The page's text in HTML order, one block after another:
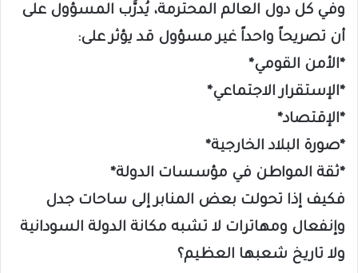
وفي كل دول العالم المحترمة، يُدرَّب المسؤول على
أن تصريحاً واحداً غير مسؤول قد يؤثر على:
*الأمن القومي*
*الإستقرار الاجتماعي*
*الإقتصاد*
*صورة البلاد الخارجية*
*ثقة المواطن في مؤسسات الدولة*
فكيف إذا تحولت بعض المنابر إلى ساحات جدل
وإنفعال ومهاترات لا تشبه مكانة الدولة السودانية
ولا تاريخ شعبها العظيم؟